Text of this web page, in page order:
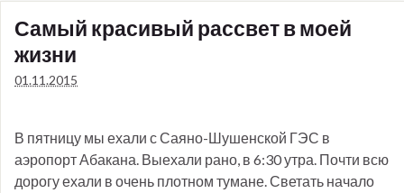
Самый красивый рассвет в моей
жизни
01.11.2015
В пятницу мы ехали с Саяно-Шушенской ГЭС в
аэропорт Абакана. Выехали рано, в 6:30 утра. Почти всю
дорогу ехали в очень плотном тумане. Светать начало